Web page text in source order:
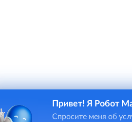
онлайн-чата в некоторых
Привет! Я Робот
Спросите меня об